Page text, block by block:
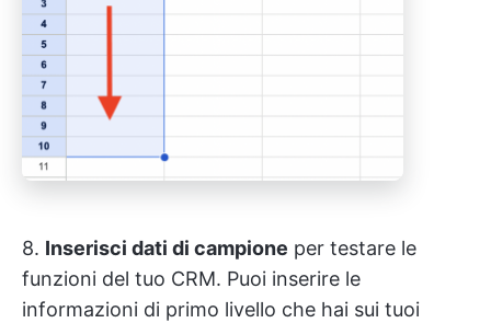
8. Inserisci dati di campione per testare le
funzioni del tuo CRM. Puoi inserire le
informazioni di primo livello che hai sui tuoi